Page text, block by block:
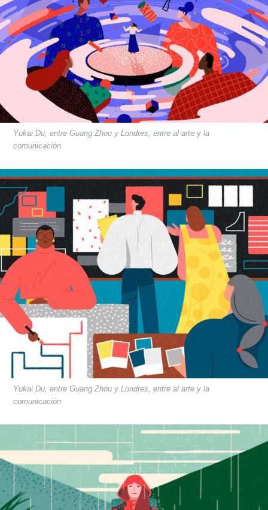
Yukai Du, entre Guang Zhou y Londres, entre al arte y la
comunicación
Yukai Du, entre Guang Zhou y Londres, entre al arte y la
comunicación